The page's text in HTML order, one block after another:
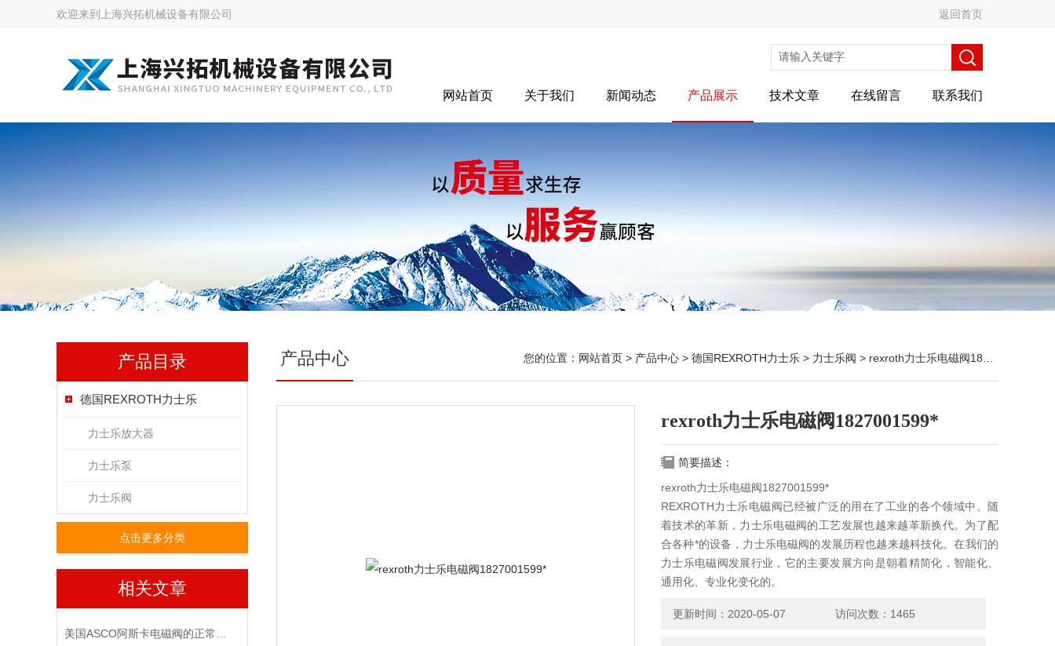
欢迎来到 上海兴拓机械设备有限公司 返回首页
网站首页 关于我们 新闻动态 产品展示 技术文章 在线留言 联系我们
产品目录
德国REXROTH力士乐
力士乐放大器
力士乐泵
力士乐阀
点击更多分类
相关文章
产品中心 您的位置： 网站首页 > 产品中心 > 德国REXROTH力士乐 > 力士乐阀 > rexroth力士乐电磁阀1827001599*
rexroth力士乐电磁阀1827001599*
简要描述：
rexroth力士乐电磁阀1827001599*
REXROTH力士乐电磁阀已经被广泛的用在了工业的各个领域中。随
着技术的革新，力士乐电磁阀的工艺发展也越来越革新换代。为了配
合各种*的设备，力士乐电磁阀的发展历程也越来越科技化。在我们的
力士乐电磁阀发展行业，它的主要发展方向是朝着精简化，智能化、
通用化、专业化变化的。
更新时间：2020-05-07 访问次数：1465